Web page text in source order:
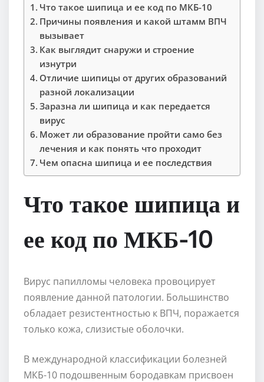
Что такое шипица и ее код по МКБ-10
Причины появления и какой штамм ВПЧ
вызывает
Как выглядит снаружи и строение
изнутри
Отличие шипицы от других образований
разной локализации
Заразна ли шипица и как передается
вирус
Может ли образование пройти само без
лечения и как понять что проходит
Чем опасна шипица и ее последствия
Что такое шипица и
ее код по МКБ-10
Вирус папилломы человека провоцирует
появление данной патологии. Большинство
обладает резистентностью к ВПЧ, поражается
только кожа, слизистые оболочки.
В международной классификации болезней
МКБ-10 подошвенным бородавкам присвоен